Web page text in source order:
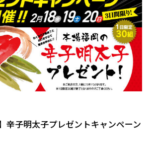
辛子明太子プレゼントキャンペーン